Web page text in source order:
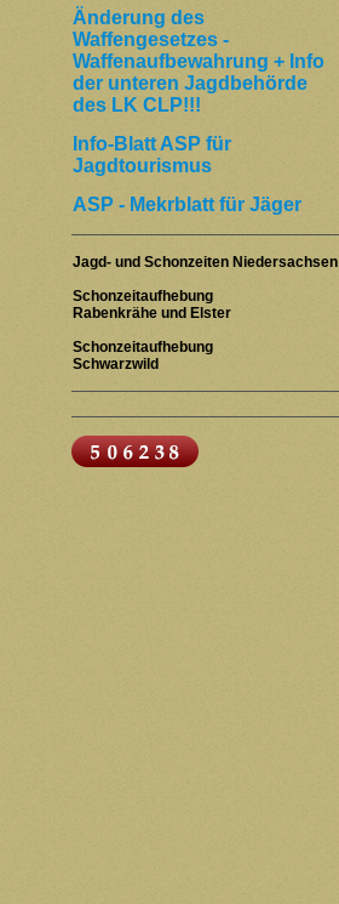
Änderung des
Waffengesetzes -
Waffenaufbewahrung + Info
der unteren Jagdbehörde
des LK CLP!!!
Info-Blatt ASP für
Jagdtourismus
ASP - Mekrblatt für Jäger
Jagd- und Schonzeiten Niedersachsen
Schonzeitaufhebung
Rabenkrähe und Elster
Schonzeitaufhebung
Schwarzwild